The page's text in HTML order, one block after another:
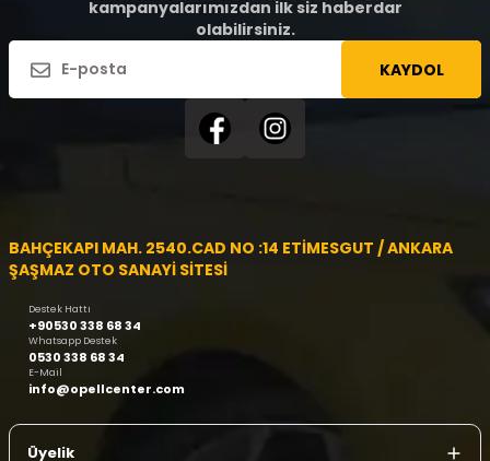
kampanyalarımızdan ilk siz haberdar
olabilirsiniz.
KAYDOL
BAHÇEKAPI MAH. 2540.CAD NO :14 ETİMESGUT / ANKARA
ŞAŞMAZ OTO SANAYİ SİTESİ
Destek Hattı
+90530 338 68 34
Whatsapp Destek
0530 338 68 34
E-Mail
info@opellcenter.com
Üyelik